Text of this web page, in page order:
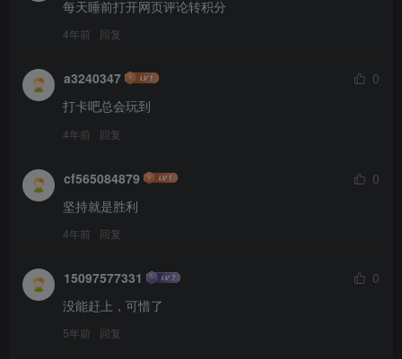
每天睡前打开网页评论转积分
4年前 回复
a3240347
0
打卡吧总会玩到
4年前 回复
cf565084879
0
坚持就是胜利
4年前 回复
15097577331
0
没能赶上，可惜了
5年前 回复